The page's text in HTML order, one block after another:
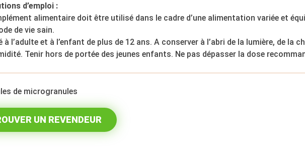
d’emploi :
alimentaire doit être utilisé dans le cadre d’une alimentation variée et
de vie sain.
à l’adulte et à l’enfant de plus de 12 ans. A conserver à l’abri de la lumière, de la
Tenir hors de portée des jeunes enfants. Ne pas dépasser la dose
de microgranules
UN REVENDEUR